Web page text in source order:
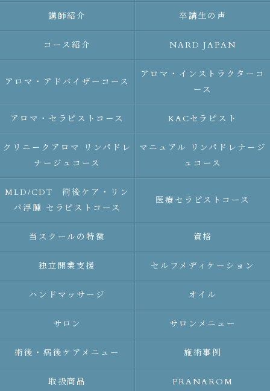
講師紹介 卒講生の声
コース紹介 NARD JAPAN
アロマ・アドバイザーコース
アロマ・インストラクターコ
ース
アロマ・セラピストコース KACセラピスト
クリニークアロマ リンパドレ
ナージュコース
マニュアル リンパドレナージ
ュコース
MLD/CDT 術後ケア・リン
パ浮腫 セラピストコース
医療セラピストコース
当スクールの特徴 資格
独立開業支援 セルフメディケーション
ハンドマッサージ オイル
サロン サロンメニュー
術後・病後ケアメニュー 施術事例
取扱商品 PRANAROM